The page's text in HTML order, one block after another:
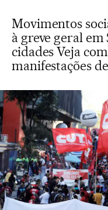
Movimentos
à greve geral em
cidades Veja
manifestações